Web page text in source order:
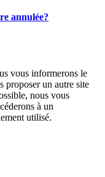
annulée?
vous informerons le
proposer un autre site
nous vous
à un
utilisé.